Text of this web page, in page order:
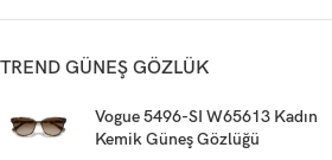
TREND GÜNEŞ GÖZLÜK
Vogue 5496-SI W65613 Kadın
Kemik Güneş Gözlüğü